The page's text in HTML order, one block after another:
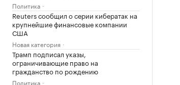
Политика
Reuters сообщил о серии кибератак на
крупнейшие финансовые компании
США
Новая категория
Трамп подписал указы,
ограничивающие право на
гражданство по рождению
Политика